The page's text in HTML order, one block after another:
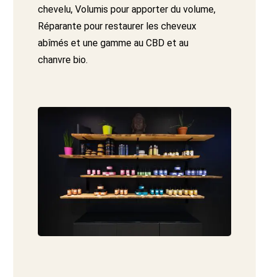
chevelu, Volumis pour apporter du volume,
Réparante pour restaurer les cheveux
abîmés et une gamme au CBD et au
chanvre bio.